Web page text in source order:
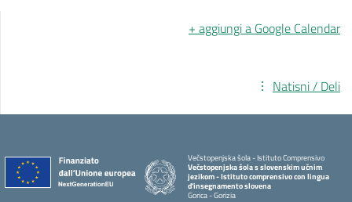
+ aggiungi a Google Calendar
Natisni / Deli
Večstopenjska šola - Istituto Comprensivo
Večstopenjska šola s slovenskim učnim
jezikom - Istituto comprensivo con lingua
d'insegnamento slovena
Gorica - Gorizia